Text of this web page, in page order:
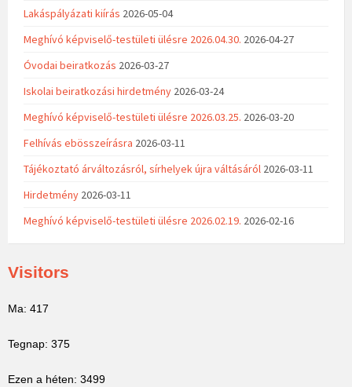
Lakáspályázati kiírás 2026-05-04
Meghívó képviselő-testületi ülésre 2026.04.30. 2026-04-27
Óvodai beiratkozás 2026-03-27
Iskolai beiratkozási hirdetmény 2026-03-24
Meghívó képviselő-testületi ülésre 2026.03.25. 2026-03-20
Felhívás ebösszeírásra 2026-03-11
Tájékoztató árváltozásról, sírhelyek újra váltásáról 2026-03-11
Hirdetmény 2026-03-11
Meghívó képviselő-testületi ülésre 2026.02.19. 2026-02-16
Visitors
Ma: 417
Tegnap: 375
Ezen a héten: 3499